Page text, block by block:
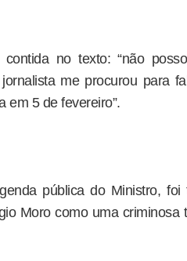
no texto: “não
me procurou para
em 5 de fevereiro”.
pública do Ministro, foi
Moro como uma criminosa